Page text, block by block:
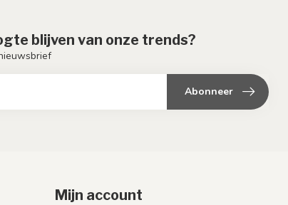
blijven van onze trends?
Abonneer
Mijn account